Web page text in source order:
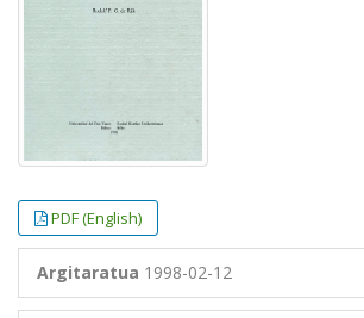
PDF (English)
Argitaratua 1998-02-12